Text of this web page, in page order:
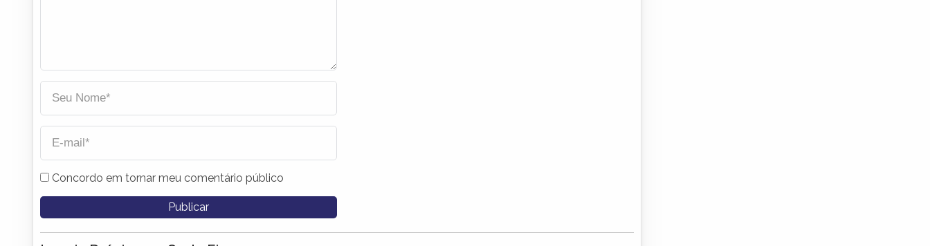
Concordo em tornar meu comentário público